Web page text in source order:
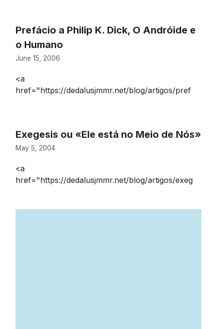
Prefácio a Philip K. Dick, O Andróide e
o Humano
June 15, 2006
<a
href="https://dedalusjmmr.net/blog/artigos/pref
Exegesis ou «Ele está no Meio de Nós»
May 5, 2004
<a
href="https://dedalusjmmr.net/blog/artigos/exeg